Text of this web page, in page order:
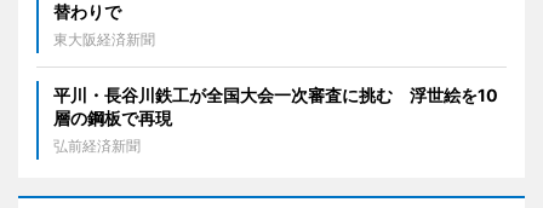
替わりで
東大阪経済新聞
平川・長谷川鉄工が全国大会一次審査に挑む 浮世絵を10
層の鋼板で再現
弘前経済新聞